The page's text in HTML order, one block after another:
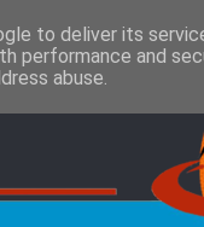
to deliver its
performance and
abuse.